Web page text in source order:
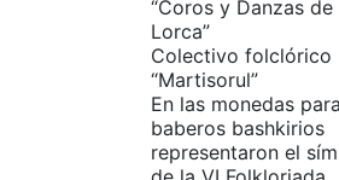
“Coros y Danzas de
Lorca”
Colectivo folclórico
“Martisorul”
En las monedas
baberos bashkirios
representaron el